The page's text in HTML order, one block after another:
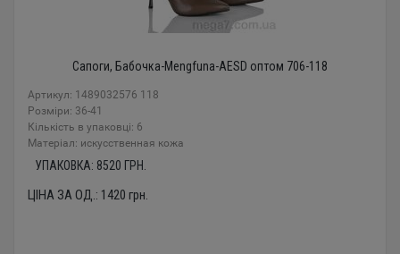
Сапоги, Бабочка-Mengfuna-AESD оптом 706-118
Артикул: 1489032576 118
Розміри: 36-41
Кількість в упаковці: 6
Mатеріал: искусственная кожа
УПАКОВКА: 8520 ГРН.
ЦІНА ЗА ОД.: 1420 грн.